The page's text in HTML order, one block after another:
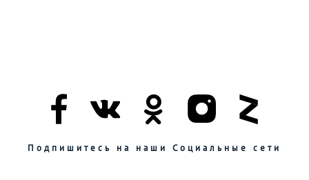
Подпишитесь на наши Социальные сети